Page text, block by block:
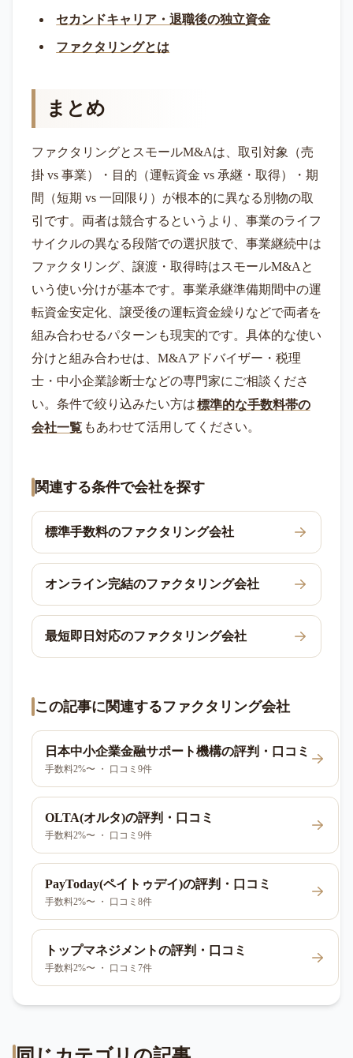
セカンドキャリア・退職後の独立資金
ファクタリングとは
まとめ
ファクタリングとスモールM&Aは、取引対象（売
掛 vs 事業）・目的（運転資金 vs 承継・取得）・期
間（短期 vs 一回限り）が根本的に異なる別物の取
引です。両者は競合するというより、事業のライフ
サイクルの異なる段階での選択肢で、事業継続中は
ファクタリング、譲渡・取得時はスモールM&Aと
いう使い分けが基本です。事業承継準備期間中の運
転資金安定化、譲受後の運転資金繰りなどで両者を
組み合わせるパターンも現実的です。具体的な使い
分けと組み合わせは、M&Aアドバイザー・税理
士・中小企業診断士などの専門家にご相談くださ
い。条件で絞り込みたい方は標準的な手数料帯の
会社一覧 もあわせて活用してください。
関連する条件で会社を探す
標準手数料のファクタリング会社
オンライン完結のファクタリング会社
最短即日対応のファクタリング会社
この記事に関連するファクタリング会社
日本中小企業金融サポート機構の評判・口コミ
手数料2%〜 ・ 口コミ9件
OLTA(オルタ)の評判・口コミ
手数料2%〜 ・ 口コミ9件
PayToday(ペイトゥデイ)の評判・口コミ
手数料2%〜 ・ 口コミ8件
トップマネジメントの評判・口コミ
手数料2%〜 ・ 口コミ7件